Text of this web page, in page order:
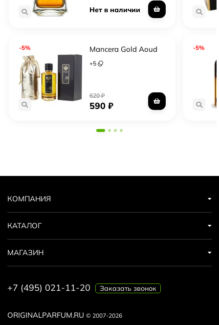
Нет в наличии
-5% Mancera Gold Aoud
+5
620₽
590 ₽
-5%
ORIGINALPARFUM.RU © 2007-2026
КОМПАНИЯ
КАТАЛОГ
МАГАЗИН
+7 (495) 021-11-20 Заказать звонок